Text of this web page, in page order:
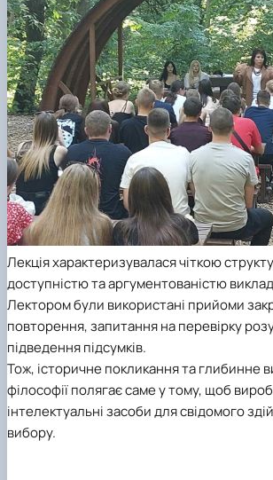
Лекція характеризувалася чіткою
доступністю та аргументованістю
Лектором були використані прийоми
повторення, запитання на перевірку
підведення підсумків.
Тож, історичне покликання та глибинне
філософії полягає саме у тому, щоб
інтелектуальні засоби для свідомого
вибору.